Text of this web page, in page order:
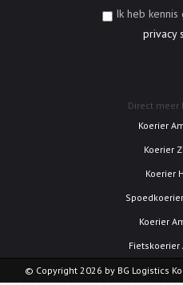
Ik heb
privacy
Direct meer
Koerier
Koerier
Koerier
Koerier
© Copyright 2026 by BG Logistics